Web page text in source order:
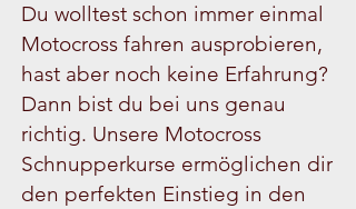
Du wolltest schon immer einmal
Motocross fahren ausprobieren,
hast aber noch keine Erfahrung?
Dann bist du bei uns genau
richtig. Unsere Motocross
Schnupperkurse ermöglichen dir
den perfekten Einstieg in den